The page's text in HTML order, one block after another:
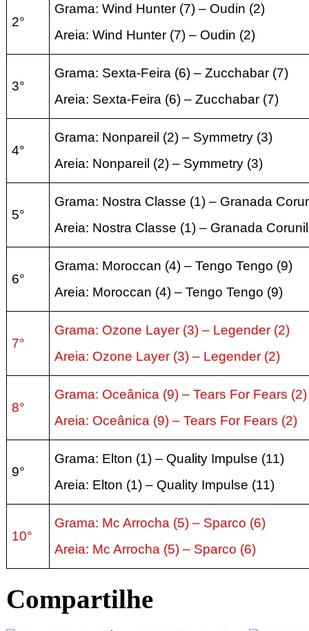
2°
Grama: Wind Hunter (7) – Oudin (2)
Areia: Wind Hunter (7) – Oudin (2)
3°
Grama: Sexta-Feira (6) – Zucchabar (7)
Areia: Sexta-Feira (6) – Zucchabar (7)
4°
Grama: Nonpareil (2) – Symmetry (3)
Areia: Nonpareil (2) – Symmetry (3)
5°
Grama: Nostra Classe (1) – Granada
Areia: Nostra Classe (1) – Granada
6°
Grama: Moroccan (4) – Tengo Tengo (9)
Areia: Moroccan (4) – Tengo Tengo (9)
7°
Grama: Ozone Layer (3) – Legender (2)
Areia: Ozone Layer (3) – Legender (2)
8°
Grama: Oceânica (9) – Tears For Fears (2)
Areia: Oceânica (9) – Tears For Fears (2)
9°
Grama: Elton (1) – Quality Impulse (11)
Areia: Elton (1) – Quality Impulse (11)
10°
Grama: Mc Arrocha (5) – Sparco (6)
Areia: Mc Arrocha (5) – Sparco (6)
Compartilhe